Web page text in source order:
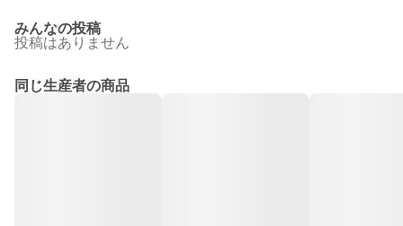
みんなの投稿
投稿はありません
同じ生産者の商品